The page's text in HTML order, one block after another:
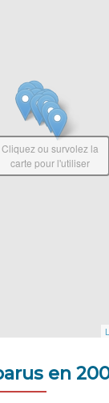
Cliquez ou survolez la
carte pour l'utiliser
en